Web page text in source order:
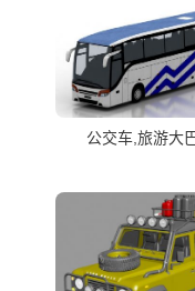
公交车,旅游大